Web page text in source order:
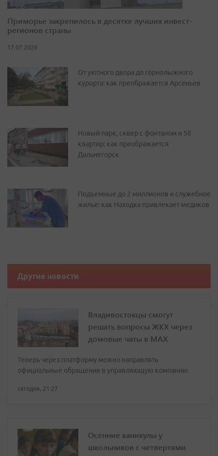
Приморье закрепилось в десятке лучших инвест-
регионов страны
17.07.2026
От уютного двора до горнолыжного
курорта: как преображается Арсеньев
Новый парк, сквер с фонтаном и 50
квартир: как преображается
Дальнегорск
Подъемные до 2 миллионов и служебное
жилье: как Находка привлекает медиков
Другие новости
Владивостокцы смогут
решать вопросы ЖКХ через
домовые чаты в МАХ
Теперь через платформу можно направлять
официальные обращения в управляющую компанию
сегодня, 21:27
Осенние каникулы у
школьников с четвертями